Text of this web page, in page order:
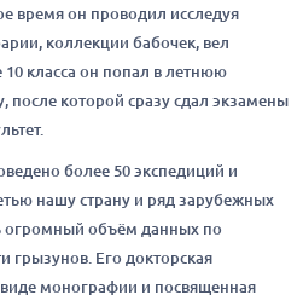
время он проводил исследуя
коллекции бабочек, вел
класса он попал в летнюю
после которой сразу сдал экзамены
более 50 экспедиций и
нашу страну и ряд зарубежных
огромный объём данных по
грызунов. Его докторская
монографии и посвященная